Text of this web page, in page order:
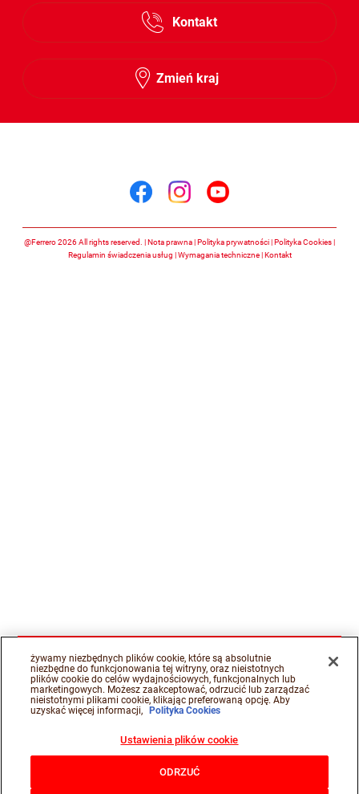
Kontakt
Zmień kraj
@Ferrero 2026 All rights reserved. Nota prawna Polityka prywatności Polityka Cookies
Regulamin świadczenia usług
Wymagania techniczne Kontakt
żywamy niezbędnych plików cookie, które są absolutnie
niezbędne do funkcjonowania tej witryny, oraz nieistotnych
plików cookie do celów wydajnościowych, funkcjonalnych lub
marketingowych. Możesz zaakceptować, odrzucić lub zarządzać
nieistotnymi plikami cookie, klikając preferowaną opcję. Aby
uzyskać więcej informacji,
Polityka Cookies
Ustawienia plików cookie
ODRZUĆ